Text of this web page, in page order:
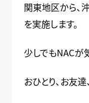
関東地区から、
を実施します。
少しでもNACが
おひとり、お友